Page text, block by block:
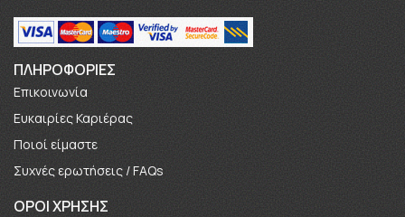
ΠΛΗΡΟΦΟΡΊΕΣ
Επικοινωνία
Ευκαιρίες Καριέρας
Πoιοί είμαστε
Συχνές ερωτήσεις / FAQs
ΟΡΟΙ ΧΡΗΣΗΣ